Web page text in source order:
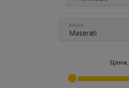
Марка
Maserati